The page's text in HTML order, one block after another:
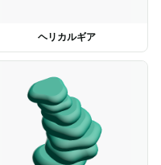
ヘリカルギア